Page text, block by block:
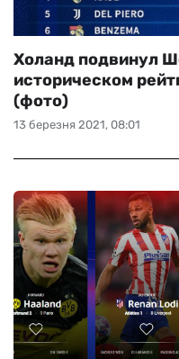
13 березня 2021, 08:01
Холанд подвинул
историческом
(фото)